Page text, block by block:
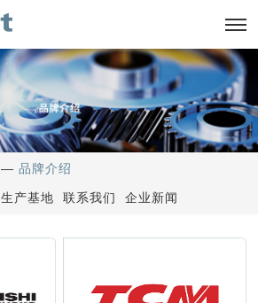
—品牌介绍
生产基地 联系我们 企业新闻